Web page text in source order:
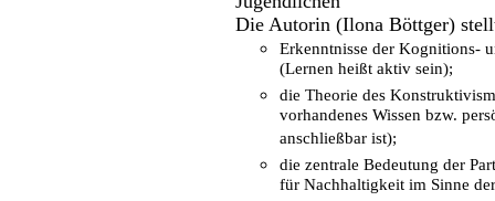
Die Autorin (Ilona Böttger)
Erkenntnisse der Kognitions-
(Lernen heißt aktiv sein);
die Theorie des
vorhandenes Wissen bzw.
anschließbar ist);
die zentrale Bedeutung der
für Nachhaltigkeit im Sinne